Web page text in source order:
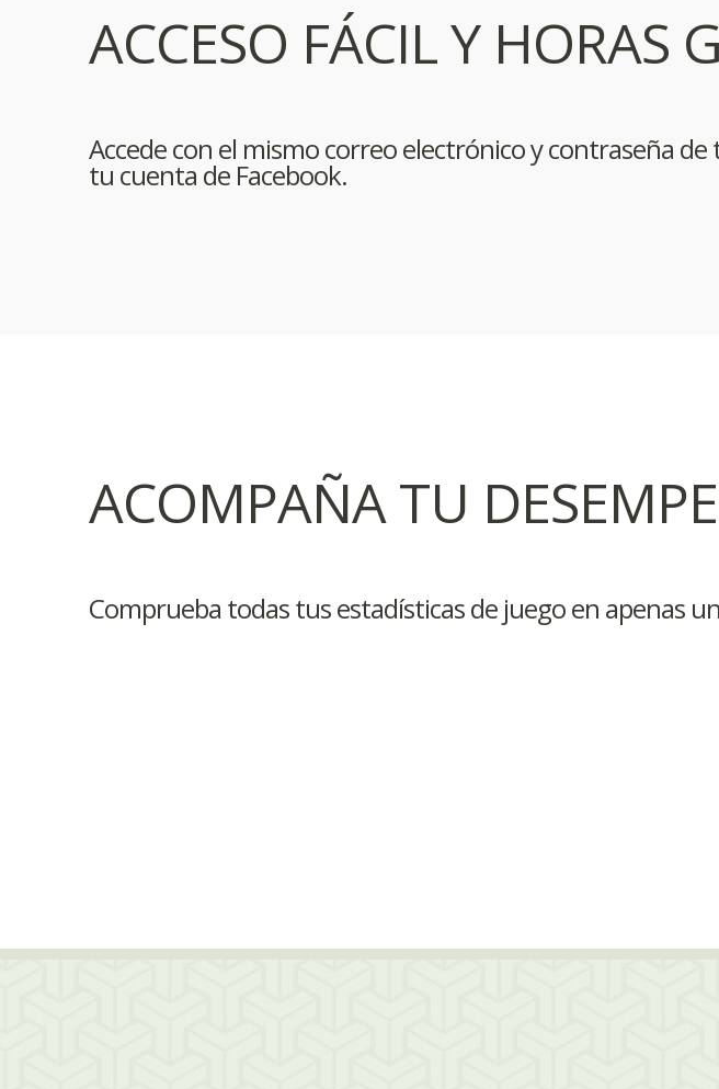
ACCESO FÁCIL Y HORAS
Accede con el mismo correo electrónico y contraseña
tu cuenta de Facebook.
ACOMPAÑA TU
Comprueba todas tus estadísticas de juego en apenas